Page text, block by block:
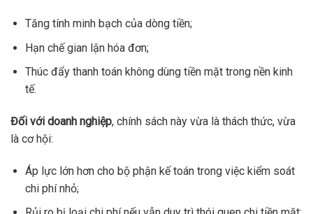
Tăng tính minh bạch của dòng tiền;
Hạn chế gian lận hóa đơn;
Thúc đẩy thanh toán không dùng tiền mặt trong nền kinh
tế.
Đối với doanh nghiệp, chính sách này vừa là thách thức, vừa
là cơ hội:
Áp lực lớn hơn cho bộ phận kế toán trong việc kiểm soát
chi phí nhỏ;